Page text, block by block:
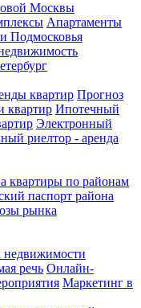
Москвы
Апартаменты
Подмосковья
квартир Прогноз
квартир Ипотечный
Электронный
риелтор - аренда
квартиры по районам
паспорт района
рынка
речь Онлайн-
Маркетинг в